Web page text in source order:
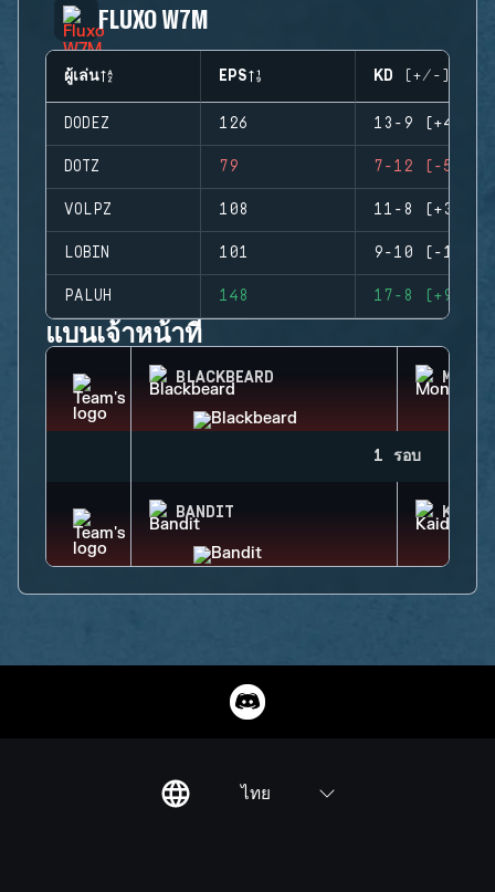
FLUXO W7M
ผู้เล่น EPS KD (+/-)
DODEZ 126 13-9 (+4)
DOTZ 79 7-12 (-5)
VOLPZ 108 11-8 (+3)
LOBIN 101 9-10 (-1)
PALUH 148 17-8 (+9)
แบนเจ้าหน้าที่
BLACKBEARD
1 รอบ
BANDIT KAID
ไทย